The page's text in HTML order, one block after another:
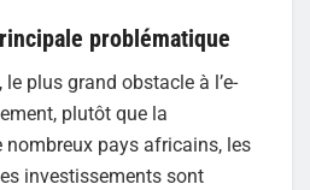
problématique
plus grand obstacle à l’e-
plutôt que la
nombreux pays africains, les
investissements sont